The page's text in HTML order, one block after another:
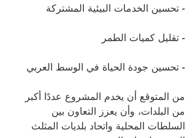
- تحسين الخدمات البيئية المشتركة
- تقليل كميات الطمر
- تحسين جودة الحياة في الوسط العربي
من المتوقع أن يخدم المشروع عددًا أكبر
من البلدات، وأن يعزز التعاون بين
السلطات المحلية واتحاد بلديات المثلث